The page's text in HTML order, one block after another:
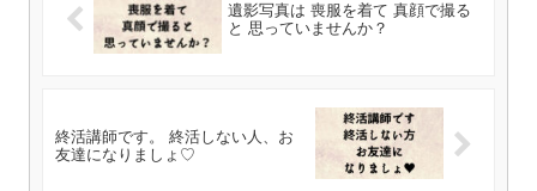
遺影写真は 喪服を着て 真顔で撮る
と 思っていませんか？
終活講師です。 終活しない人、お
友達になりましょ♡